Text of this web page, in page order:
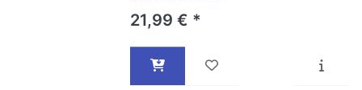
21,99 € *